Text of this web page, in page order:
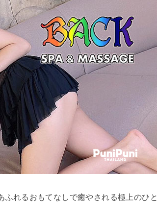
れるおもてなしで癒やされる極上のひと